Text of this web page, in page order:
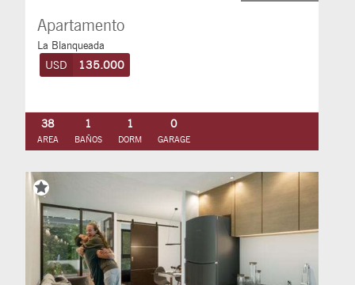
Apartamento
La Blanqueada
USD 135.000
38
AREA
1
BAÑOS
1
DORM
0
GARAGE